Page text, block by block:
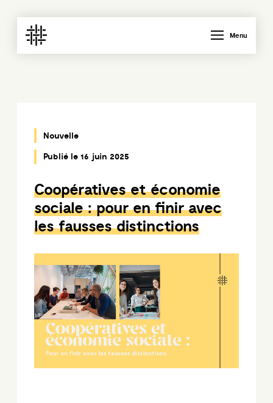
Menu
Nouvelle
Publié le 16 juin 2025
Coopératives et économie
sociale : pour en finir avec
les fausses distinctions